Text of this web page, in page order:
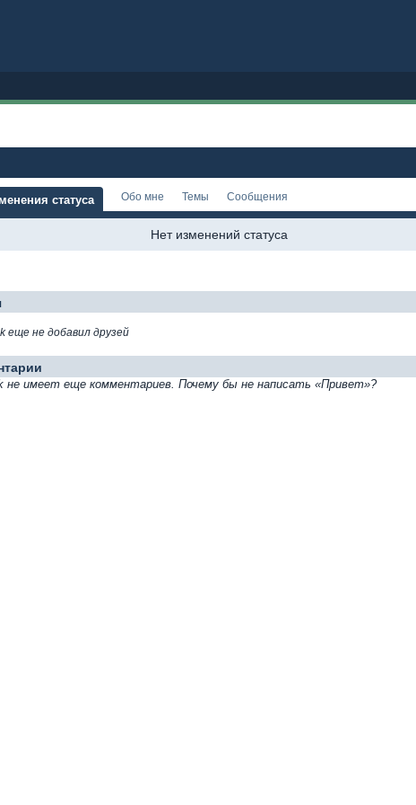
статуса Обо мне Темы Сообщения
Нет изменений статуса
еще не добавил друзей
не имеет еще комментариев. Почему бы не написать «Привет»?